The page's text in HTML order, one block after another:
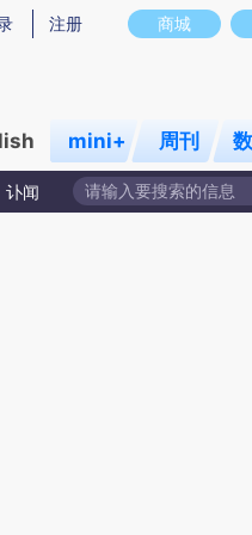
实意图存在偏差。不代表财新观点
商城
注册
mini+ 周刊
讣闻